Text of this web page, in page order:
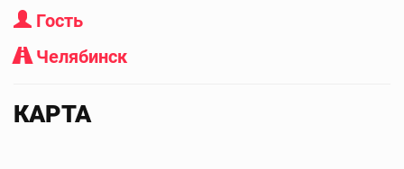
Гость
Челябинск
КАРТА